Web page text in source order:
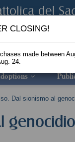
Dal sionismo al
CLOSING!
made between
24.